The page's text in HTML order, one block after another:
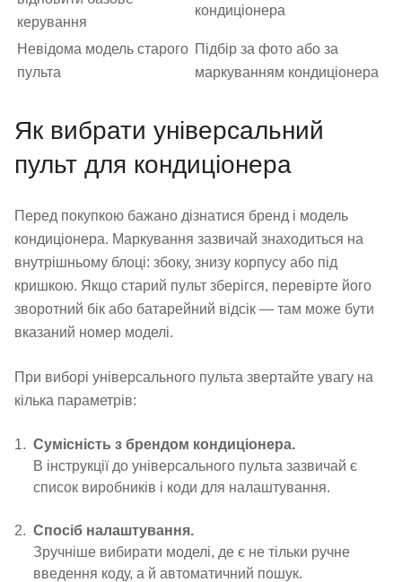
керування
кондиціонера
Невідома модель старого
пульта
Підбір за фото або за
маркуванням кондиціонера
Як вибрати універсальний
пульт для кондиціонера
Перед покупкою бажано дізнатися бренд і модель
кондиціонера. Маркування зазвичай знаходиться на
внутрішньому блоці: збоку, знизу корпусу або під
кришкою. Якщо старий пульт зберігся, перевірте його
зворотний бік або батарейний відсік — там може бути
вказаний номер моделі.
При виборі універсального пульта звертайте увагу на
кілька параметрів:
Сумісність з брендом кондиціонера.
В інструкції до універсального пульта зазвичай є
список виробників і коди для налаштування.
Спосіб налаштування.
Зручніше вибирати моделі, де є не тільки ручне
введення коду, а й автоматичний пошук.